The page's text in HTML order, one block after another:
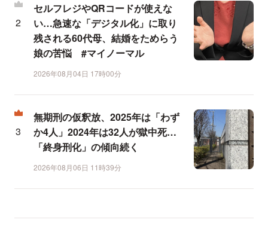
セルフレジやQRコードが使えな
い…急速な「デジタル化」に取り
残される60代母、結婚をためらう
娘の苦悩 #マイノーマル
2026年08月04日 17時00分
無期刑の仮釈放、2025年は「わず
か4人」2024年は32人が獄中死…
「終身刑化」の傾向続く
2026年08月06日 11時39分